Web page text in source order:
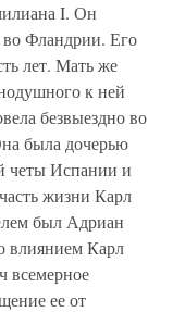
I. Он
во Фландрии. Его
лет. Мать же
к ней
безвыездно во
была дочерью
четы Испании и
жизни Карл
был Адриан
влиянием Карл
всемерное
ее от